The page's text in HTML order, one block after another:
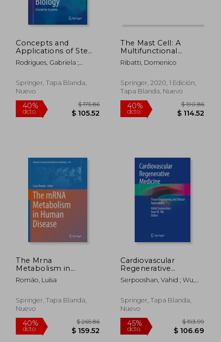
$ 240.52
40%
dcto.
Concepts and
Applications of Stem
Cell Biology: A Guide
for Students (en
Rodrigues, Gabriela ;
Springer, Tapa Blanda,
Nuevo
The Mast Cell: A
Multifunctional
Effector Cell (en
Inglés)
Ribatti, Domenico
Springer, 2020, 1 Edición,
Tapa Blanda, Nuevo
The Mrna
Metabolism in
Human Disease (en
Inglés)
Romão, Luísa
Springer, Tapa Blanda,
Nuevo
Cardiovascular
Regenerative
Medicine: Tissue
Engineering and
(en Inglés)
Serpooshan, Vahid ; Wu,
Springer, Tapa Blanda,
Nuevo